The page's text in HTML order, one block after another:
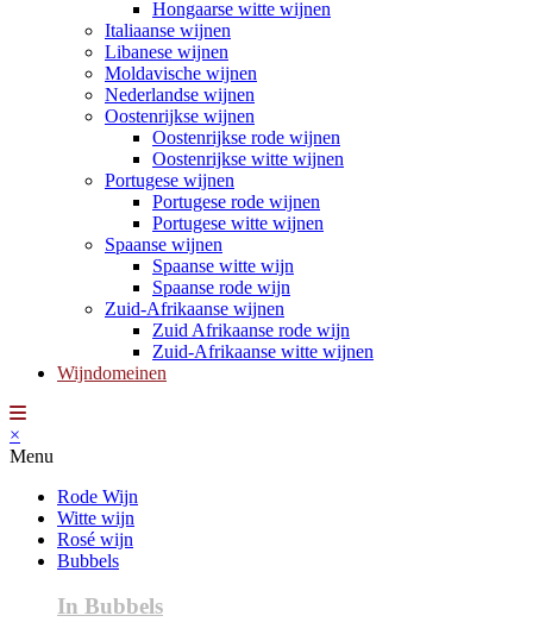
Hongaarse witte wijnen
Italiaanse wijnen
Libanese wijnen
Moldavische wijnen
Nederlandse wijnen
Oostenrijkse wijnen
Oostenrijkse rode wijnen
Oostenrijkse witte wijnen
Portugese wijnen
Portugese rode wijnen
Portugese witte wijnen
Spaanse wijnen
Spaanse witte wijn
Spaanse rode wijn
Zuid-Afrikaanse wijnen
Zuid Afrikaanse rode wijn
Zuid-Afrikaanse witte wijnen
Wijndomeinen
×
Menu
Rode Wijn
Witte wijn
Rosé wijn
Bubbels
In Bubbels